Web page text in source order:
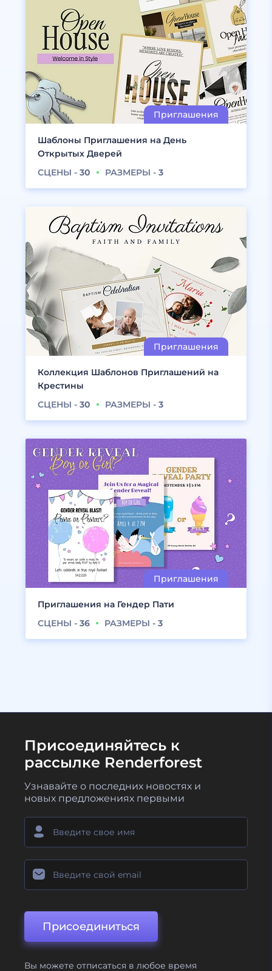
Шаблоны Приглашения на День
Открытых Дверей
СЦЕНЫ - 30 РАЗМЕРЫ - 3
Коллекция Шаблонов Приглашений на
Крестины
СЦЕНЫ - 30 РАЗМЕРЫ - 3
Приглашения на Гендер Пати
СЦЕНЫ - 36 РАЗМЕРЫ - 3
Присоединяйтесь к
рассылке Renderforest
Узнавайте о последних новостях и
новых предложениях первыми
Присоединиться
Вы можете отписаться в любое время